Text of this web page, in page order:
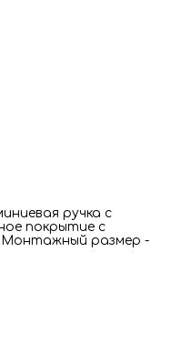
ручка с
покрытие с
Монтажный размер -